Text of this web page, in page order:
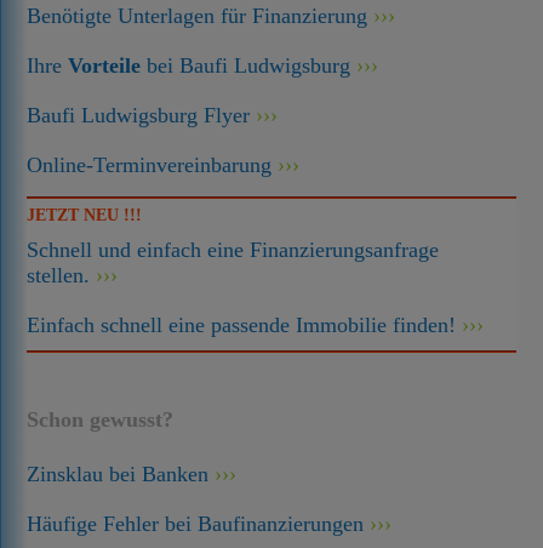
Benötigte Unterlagen für Finanzierung
IhreVorteile bei Baufi Ludwigsburg
Baufi Ludwigsburg Flyer
Online-Terminvereinbarung
JETZT NEU !!!
Schnell und einfach eine Finanzierungsanfrage
stellen.
Einfach schnell eine passende Immobilie finden!
Schon gewusst?
Zinsklau bei Banken
Häufige Fehler bei Baufinanzierungen